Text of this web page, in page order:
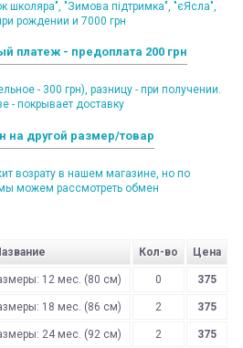
школяра", "Зимова підтримка", "єЯсла",
рождении и 7000 грн
платеж - предоплата 200 грн
- 300 грн), разницу - при получении.
- покрывает доставку
на другой размер/товар
возрату в нашем магазине, но по
можем рассмотреть обмен
Кол-во Цена
12 мес. (80 см) 0 375
18 мес. (86 см) 2 375
24 мес. (92 см) 2 375